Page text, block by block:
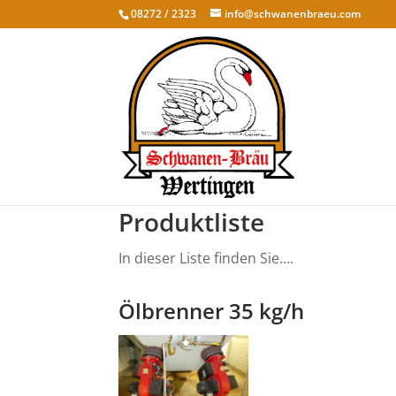
08272 / 2323 info@schwanenbraeu.com
Produktliste
In dieser Liste finden Sie….
Ölbrenner 35 kg/h